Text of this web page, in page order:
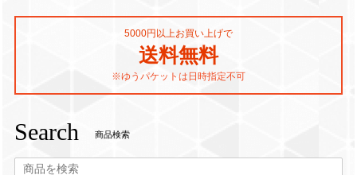
5000円以上お買い上げで
送料無料
※ゆうパケットは日時指定不可
Search 商品検索